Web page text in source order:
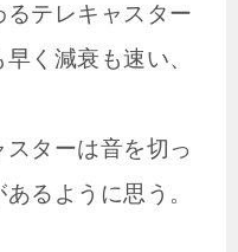
テレキャスター
く減衰も速い、
ターは音を切っ
るように思う。